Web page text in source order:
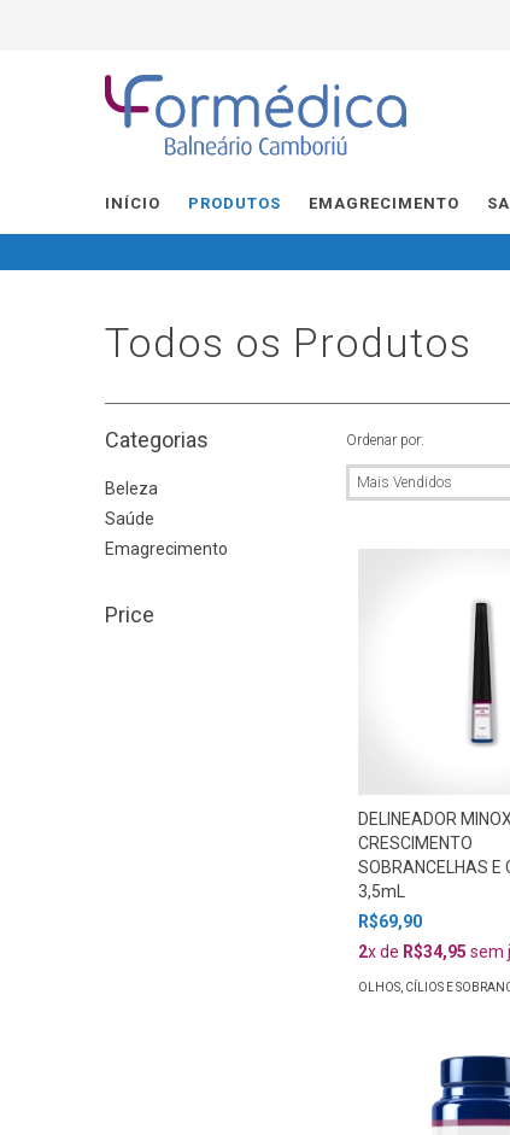
INÍCIO PRODUTOS EMAGRECIMENTO
Todos os Produtos
Categorias
Beleza
Saúde
Emagrecimento
Price
Ordenar por:
DELINEADOR
CRESCIMENTO
SOBRANCELHAS E
3,5mL
R$69,90
2x de R$34,95 sem
OLHOS, CÍLIOS E